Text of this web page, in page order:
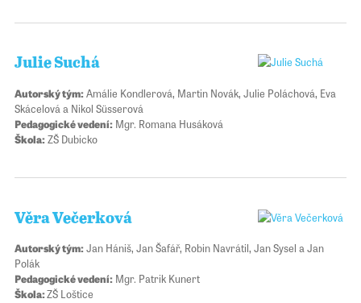
Julie Suchá
Autorský tým:Amálie Kondlerová, Martin Novák, Julie Poláchová, Eva
Skácelová a Nikol Süsserová
Pedagogické vedení: Mgr. Romana Husáková
Škola:ZŠ Dubicko
Věra Večerková
Autorský tým:Jan Hániš, Jan Šafář, Robin Navrátil, Jan Sysel a Jan
Polák
Pedagogické vedení: Mgr. Patrik Kunert
Škola:ZŠ Loštice